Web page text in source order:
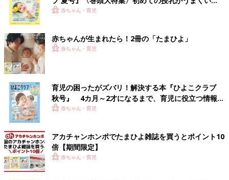
く！ おっぱい・ミルクの基本と夏のトラブル 解決テ
赤ちゃん・育児
赤ちゃんが生まれたら！2冊の「たまひよ」
赤ちゃん・育児
育児の困ったがズバリ！解決する本『ひよこクラブ
秋号』 4カ月～2才になるまで、育児に役立つ情報が
いっぱい！
赤ちゃん・育児
アカチャンホンポでたまひよ雑誌を買うとポイント10
倍【期間限定】
赤ちゃん・育児